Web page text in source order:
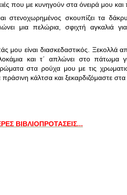
που με κυνηγούν στα όνειρά μου και
στενοχωρημένος σκουπίζει τα
μια πελώρια, σφιχτή αγκαλιά
μου είναι διασκεδαστικός. Ξεκολλά
και τ΄ απλώνει στο πάτωμα
στα ρούχα μου με τις
πράσινη κάλτσα και ξεκαρδιζόμαστε στα
ΒΙΒΛΙΟΠΡΟΤΑΣΕΙΣ...